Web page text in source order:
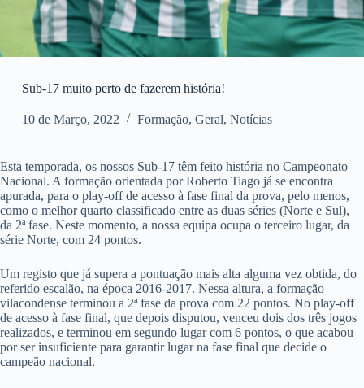
Sub-17 muito perto de fazerem história!
10 de Março, 2022 Formação, Geral, Notícias
Esta temporada, os nossos Sub-17 têm feito história no Campeonato
Nacional. A formação orientada por Roberto Tiago já se encontra
apurada, para o play-off de acesso à fase final da prova, pelo menos,
como o melhor quarto classificado entre as duas séries (Norte e Sul),
da 2ª fase. Neste momento, a nossa equipa ocupa o terceiro lugar, da
série Norte, com 24 pontos.
Um registo que já supera a pontuação mais alta alguma vez obtida, do
referido escalão, na época 2016-2017. Nessa altura, a formação
vilacondense terminou a 2ª fase da prova com 22 pontos. No play-off
de acesso à fase final, que depois disputou, venceu dois dos três jogos
realizados, e terminou em segundo lugar com 6 pontos, o que acabou
por ser insuficiente para garantir lugar na fase final que decide o
campeão nacional.